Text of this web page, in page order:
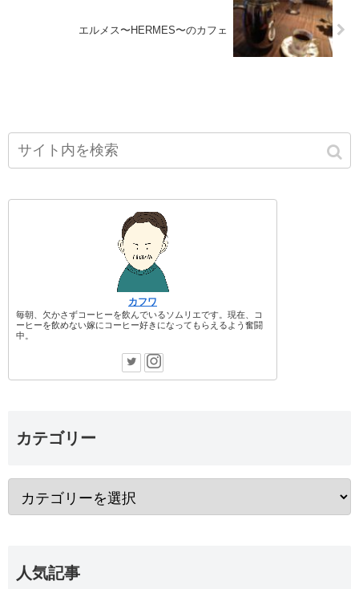
エルメス〜HERMES〜のカフェ
カフワ
毎朝、欠かさずコーヒーを飲んでいるソムリエです。現在、コ
ーヒーを飲めない嫁にコーヒー好きになってもらえるよう奮闘
中。
カテゴリー
人気記事